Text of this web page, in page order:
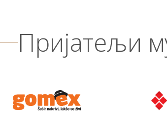
Пријатељи